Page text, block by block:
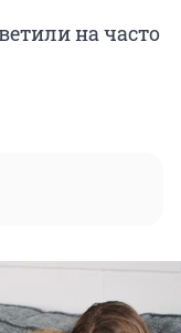
на часто